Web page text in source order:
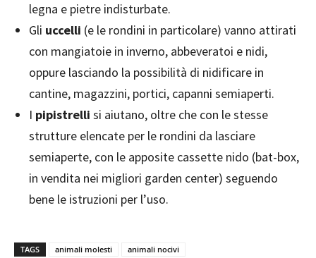
legna e pietre indisturbate.
Gli uccelli (e le rondini in particolare) vanno attirati
con mangiatoie in inverno, abbeveratoi e nidi,
oppure lasciando la possibilità di nidificare in
cantine, magazzini, portici, capanni semiaperti.
I pipistrelli si aiutano, oltre che con le stesse
strutture elencate per le rondini da lasciare
semiaperte, con le apposite cassette nido (bat-box,
in vendita nei migliori garden center) seguendo
bene le istruzioni per l’uso.
TAGS animali molesti animali nocivi